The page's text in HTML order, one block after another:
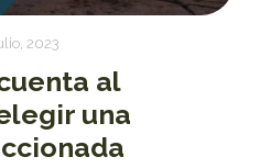
2023
al
una